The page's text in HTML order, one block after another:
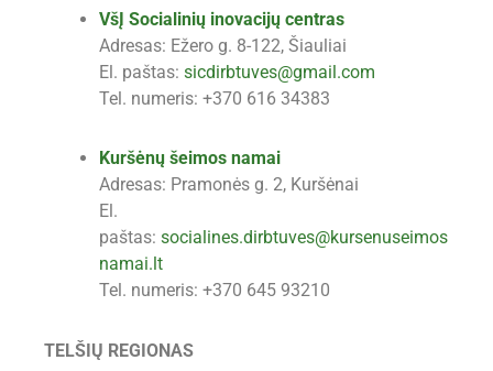
VšĮ Socialinių inovacijų centras
Adresas: Ežero g. 8-122, Šiauliai
El. paštas: sicdirbtuves@gmail.com
Tel. numeris: +370 616 34383
Kuršėnų šeimos namai
Adresas: Pramonės g. 2, Kuršėnai
El.
paštas: socialines.dirbtuves@kursenuseimos
namai.lt
Tel. numeris: +370 645 93210
TELŠIŲ REGIONAS